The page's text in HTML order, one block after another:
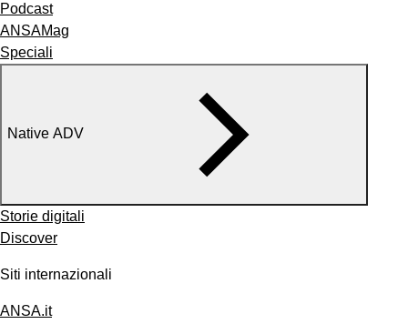
Podcast
ANSAMag
Speciali
Native ADV
Storie digitali
Discover
Siti internazionali
ANSA.it